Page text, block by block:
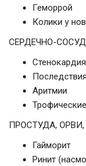
Геморрой
Колики у
СЕРДЕЧНО-
Аритмии
ПРОСТУДА, ОРВИ,
Гайморит
Ринит